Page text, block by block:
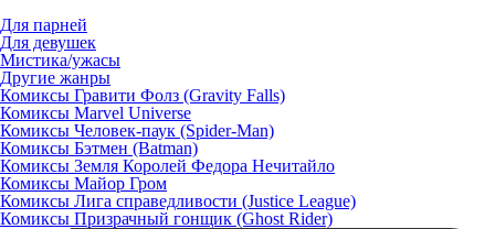
Для парней
Для девушек
Мистика/ужасы
Другие жанры
Комиксы Гравити Фолз (Gravity Falls)
Комиксы Marvel Universe
Комиксы Человек-паук (Spider-Man)
Комиксы Бэтмен (Batman)
Комиксы Земля Королей Федора Нечитайло
Комиксы Майор Гром
Комиксы Лига справедливости (Justice League)
Комиксы Призрачный гонщик (Ghost Rider)